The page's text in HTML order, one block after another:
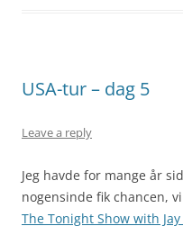
USA-tur – dag 5
Leave a reply
Jeg havde for mange år
nogensinde fik chancen,
The Tonight Show with